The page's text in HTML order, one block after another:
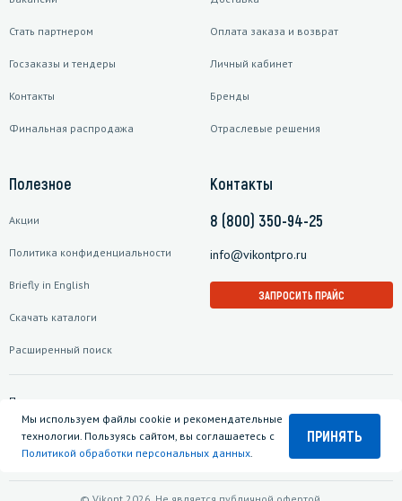
Стать партнером
Госзаказы и тендеры
Контакты
Финальная распродажа
Оплата заказа и возврат
Личный кабинет
Бренды
Отраслевые решения
Полезное
Акции
Политика конфиденциальности
Briefly in English
Скачать каталоги
Расширенный поиск
Контакты
8 (800) 350-94-25
info@vikontpro.ru
ЗАПРОСИТЬ ПРАЙС
Подписаться на рассылку
Мы используем файлы cookie и рекомендательные
технологии. Пользуясь сайтом, вы соглашаетесь с
Политикой обработки персональных данных.
ПРИНЯТЬ